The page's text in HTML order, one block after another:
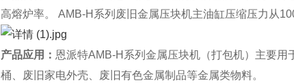
高熔炉率。 AMB-H系列废旧金属压块机主油缸压缩压力从
产品应用： 恩派特AMB-H系列金属压块机（打包机）主要
桶、废旧家电外壳、废旧有色金属制品等金属类物料。